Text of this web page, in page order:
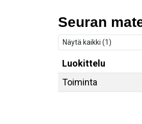
Seuran
Luokittelu
Toiminta